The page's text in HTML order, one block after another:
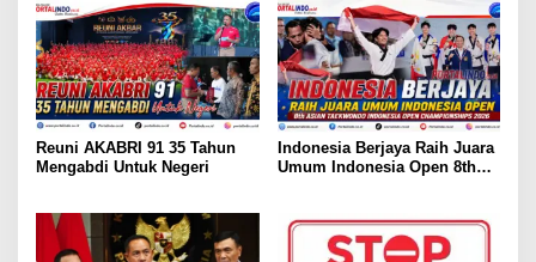
Rakyat
Reuni AKABRI 91 35 Tahun
Mengabdi Untuk Negeri
Indonesia Berjaya Raih Juara
Umum Indonesia Open 8th